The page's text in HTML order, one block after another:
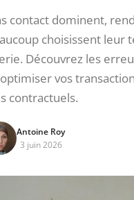
contact dominent,
choisissent leur
Découvrez les
vos
contractuels.
Antoine Roy
3 juin 2026